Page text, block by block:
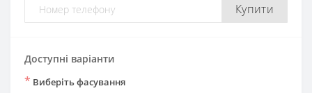
Купити
Доступні варіанти
* Виберіть фасування